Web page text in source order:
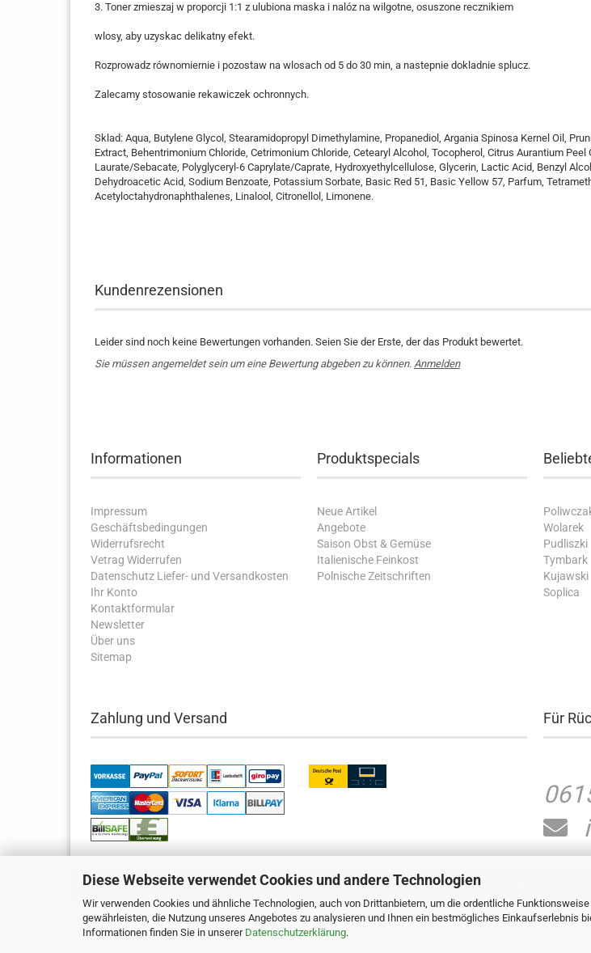
Diese Webseite verwendet Cookies und andere Technologien
Wir verwenden Cookies und ähnliche Technologien, auch von Drittanbietern, um die ordentliche
gewährleisten, die Nutzung unseres Angebotes zu analysieren und Ihnen ein bestmögliches Einkaufserlebnis
Informationen finden Sie in unserer Datenschutzerklärung.
3. Toner zmieszaj w proporcji 1:1 z ulubiona maska i nalóz na wilgotne, osuszone recznikiem
wlosy, aby uzyskac delikatny efekt.
Rozprowadz równomiernie i pozostaw na wlosach od 5 do 30 min, a nastepnie dokladnie splucz.
Zalecamy stosowanie rekawiczek ochronnych.
Sklad: Aqua, Butylene Glycol, Stearamidopropyl Dimethylamine, Propanediol, Argania Spinosa Kernel Oil,
Extract, Behentrimonium Chloride, Cetrimonium Chloride, Cetearyl Alcohol, Tocopherol, Citrus Aurantium Peel
Laurate/Sebacate, Polyglyceryl-6 Caprylate/Caprate, Hydroxyethylcellulose, Glycerin, Lactic Acid, Benzyl
Dehydroacetic Acid, Sodium Benzoate, Potassium Sorbate, Basic Red 51, Basic Yellow 57, Parfum,
Acetyloctahydronaphthalenes, Linalool, Citronellol, Limonene.
Kundenrezensionen
Leider sind noch keine Bewertungen vorhanden. Seien Sie der Erste, der das Produkt bewertet.
Sie müssen angemeldet sein um eine Bewertung abgeben zu können. Anmelden
Informationen
Impressum
Geschäftsbedingungen
Widerrufsrecht
Vetrag Widerrufen
Datenschutz Liefer- und Versandkosten
Ihr Konto
Kontaktformular
Newsletter
Über uns
Sitemap
Produktspecials
Neue Artikel
Angebote
Saison Obst & Gemüse
Italienische Feinkost
Polnische Zeitschriften
Wolarek
Pudliszki
Tymbark
Kujawski
Soplica
Zahlung und Versand Für
Alle Preise sind inkl. MwSt., zzgl.